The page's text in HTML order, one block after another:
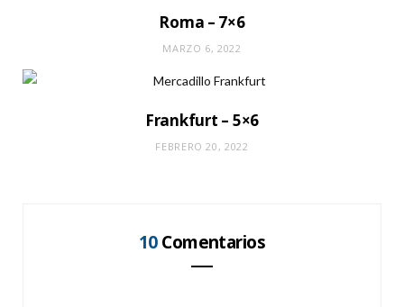
Roma – 7×6
MARZO 6, 2022
Frankfurt – 5×6
FEBRERO 20, 2022
10Comentarios